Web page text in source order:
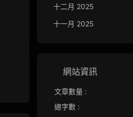
十二月 2025
十一月 2025
網站資訊
文章數量 :
總字數 :